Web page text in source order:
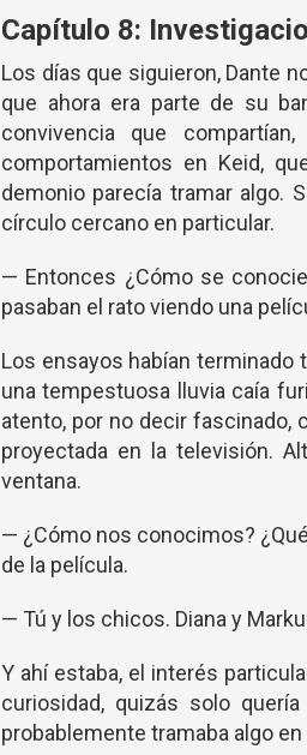
Capítulo 8:
Los días que siguieron, Dante
que ahora era parte de su
convivencia que
comportamientos en Keid,
demonio parecía tramar algo.
círculo cercano en particular.
— Entonces ¿Cómo se
pasaban el rato viendo una
Los ensayos habían terminado
una tempestuosa lluvia caía
atento, por no decir fascinado,
proyectada en la televisión.
ventana.
— ¿Cómo nos conocimos?
de la película.
— Tú y los chicos. Diana y
Y ahí estaba, el interés
curiosidad, quizás solo
probablemente tramaba algo